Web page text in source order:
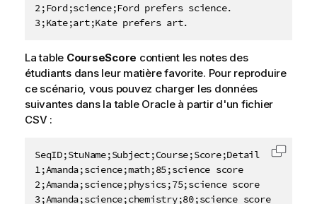
2;Ford;science;Ford prefers science.
3;Kate;art;Kate prefers art.
La table CourseScore contient les notes des
étudiants dans leur matière favorite. Pour reproduire
ce scénario, vous pouvez charger les données
suivantes dans la table Oracle à partir d'un fichier
CSV :
SeqID;StuName;Subject;Course;Score;Detail
1;Amanda;science;math;85;science score
2;Amanda;science;physics;75;science score
3;Amanda;science;chemistry;80;science score
Copier